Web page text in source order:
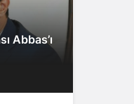
Abbas’ı